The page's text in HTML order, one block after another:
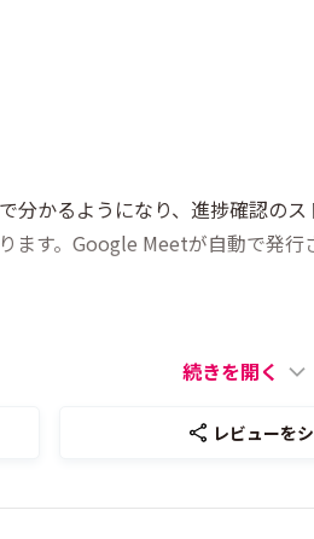
分かるようになり、進捗確認の
す。Google Meetが自動で発行
続きを開く
レビューを